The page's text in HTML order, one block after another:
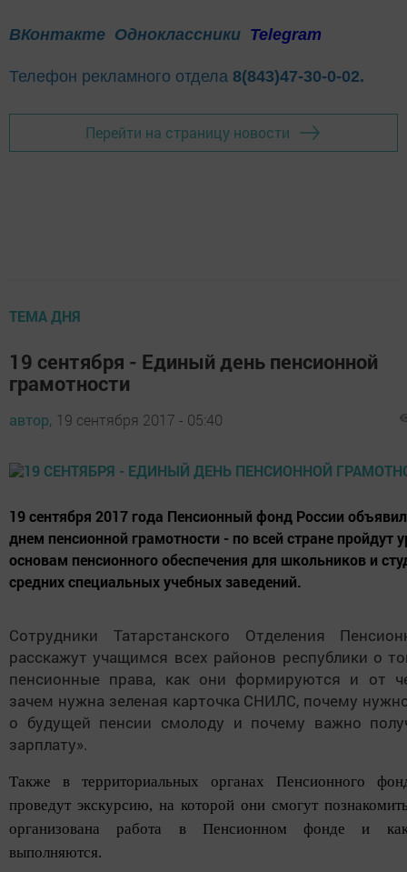
ВКонтакте Одноклассники Telegram
Телефон рекламного отдела 8(843)47-30-0-02.
Перейти на страницу новости
ТЕМА ДНЯ
19 сентября - Единый день пенсионной
грамотности
автор, 19 сентября 2017 - 05:40
19 сентября 2017 года Пенсионный фонд России
днем пенсионной грамотности - по всей стране пройдут
основам пенсионного обеспечения для школьников и
средних специальных учебных заведений.
Сотрудники Татарстанского Отделения
расскажут учащимся всех районов республики о
пенсионные права, как они формируются и от
зачем нужна зеленая карточка СНИЛС, почему
о будущей пенсии смолоду и почему важно
зарплату».
Также в территориальных органах Пенсионного
проведут экскурсию, на которой они смогут
организована работа в Пенсионном фонде и
выполняются.